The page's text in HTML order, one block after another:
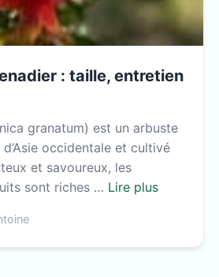
: taille, entretien
granatum) est un arbuste
occidentale et cultivé
et savoureux, les
sont riches … Lire plus